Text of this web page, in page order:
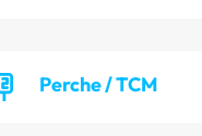
Perche / TCM